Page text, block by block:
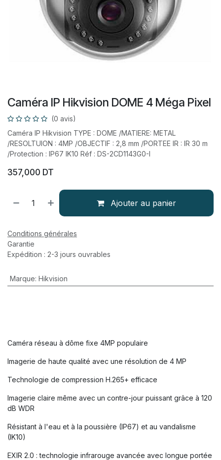
Caméra IP Hikvision DOME 4 Méga Pixel
(0 avis)
Caméra IP Hikvision TYPE : DOME /MATIERE: METAL
/RESOLTUION : 4MP /OBJECTIF : 2,8 mm /PORTEE IR : IR 30 m
/Protection : IP67 IK10 Réf : DS-2CD1143G0-I
357,000 DT
Ajouter au panier
Conditions générales
Garantie
Expédition : 2-3 jours ouvrables
Marque: Hikvision
Caméra réseau à dôme fixe 4MP populaire
Imagerie de haute qualité avec une résolution de 4 MP
Technologie de compression H.265+ efficace
Imagerie claire même avec un contre-jour puissant grâce à 120
dB WDR
Résistant à l'eau et à la poussière (IP67) et au vandalisme
(IK10)
EXIR 2.0 : technologie infrarouge avancée avec longue portée